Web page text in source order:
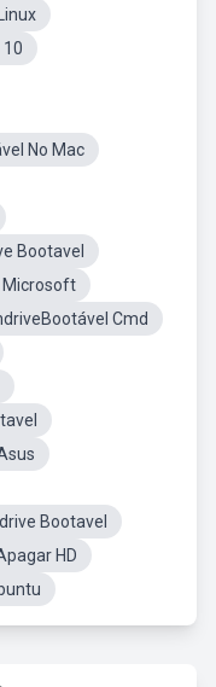
10
No Mac
Bootavel
Microsoft
Cmd
Bootavel
HD